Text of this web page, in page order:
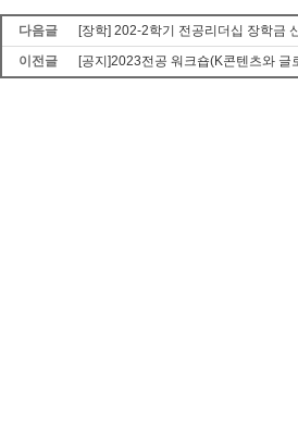
다음글
[장학] 202-2학기 전공리더십 장학금
이전글
[공지]2023전공 워크숍(K콘텐츠와